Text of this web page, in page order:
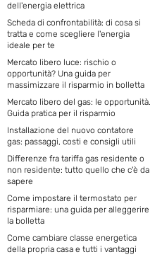
dell'energia elettrica
Scheda di confrontabilità: di cosa si
tratta e come scegliere l'energia
ideale per te
Mercato libero luce: rischio o
opportunità? Una guida per
massimizzare il risparmio in bolletta
Mercato libero del gas: le opportunità.
Guida pratica per il risparmio
Installazione del nuovo contatore
gas: passaggi, costi e consigli utili
Differenze fra tariffa gas residente o
non residente: tutto quello che c'è da
sapere
Come impostare il termostato per
risparmiare: una guida per alleggerire
la bolletta
Come cambiare classe energetica
della propria casa e tutti i vantaggi